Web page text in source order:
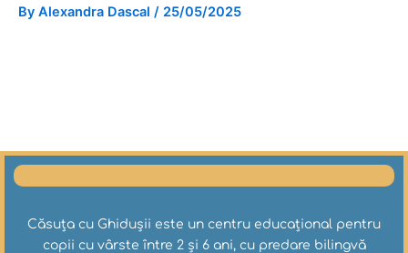
By Alexandra Dascal / 25/05/2025
Căsuța cu Ghidușii este un centru educațional pentru
copii cu vârste între 2 și 6 ani, cu predare bilingvă